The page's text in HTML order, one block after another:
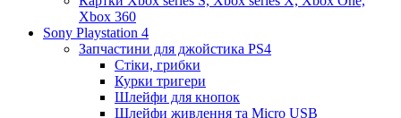
Xbox 360
Sony Playstation 4
Запчастини для джойстика PS4
Стіки, грибки
Курки тригери
Шлейфи для кнопок
Шлейфи живлення та Micro USB